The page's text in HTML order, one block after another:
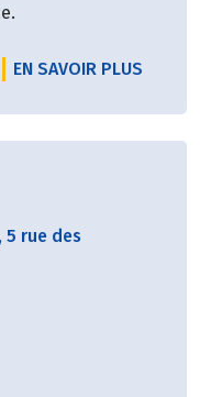
EN SAVOIR PLUS
, 5 rue des